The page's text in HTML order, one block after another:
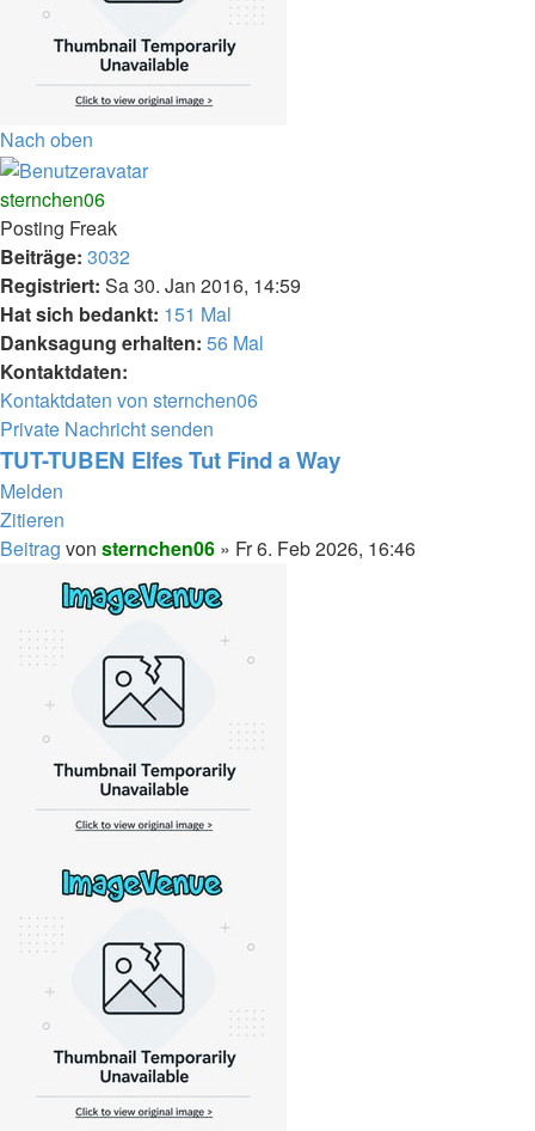
Nach oben
sternchen06
Posting Freak
Beiträge: 3032
Registriert: Sa 30. Jan 2016, 14:59
Hat sich bedankt: 151 Mal
Danksagung erhalten: 56 Mal
Kontaktdaten:
Kontaktdaten von sternchen06
Private Nachricht senden
TUT-TUBEN Elfes Tut Find a Way
Melden
Zitieren
Beitrag von sternchen06 » Fr 6. Feb 2026, 16:46